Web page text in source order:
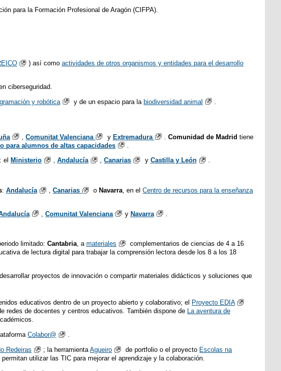
para la Formación Profesional de Aragón (CIFPA).
) así comoactividades de otros organismos y entidades para el desarrollo
ciberseguridad.
y robótica y de un espacio para labiodiversidad animal
,Comunitat Valenciana y Extremadura Comunidad de Madrid tiene
para alumnos de altas capacidades
el Ministerio ,Andalucía ,Canarias y Castilla y León
.
: Andalucía ,Canarias o Navarra , en elCentro de recursos para la enseñanza
,Comunitat Valenciana y Navarra
limitado: Cantabria, a materiales
complementarios de ciencias de 4 a 16
de lectura digital para trabajar la comprensión lectora desde los 8 a los 18
proyectos de innovación o compartir materiales didácticos y soluciones que
educativos dentro de un proyecto abierto y colaborativo; el Proyecto EDIA
redes de docentes y centros educativos. También dispone de La aventura de
Colabor@
.
Redeiras ; la herramientaAgueiro de portfolio o el proyecto Escolas na
utilizar las TIC para mejorar el aprendizaje y la colaboración.